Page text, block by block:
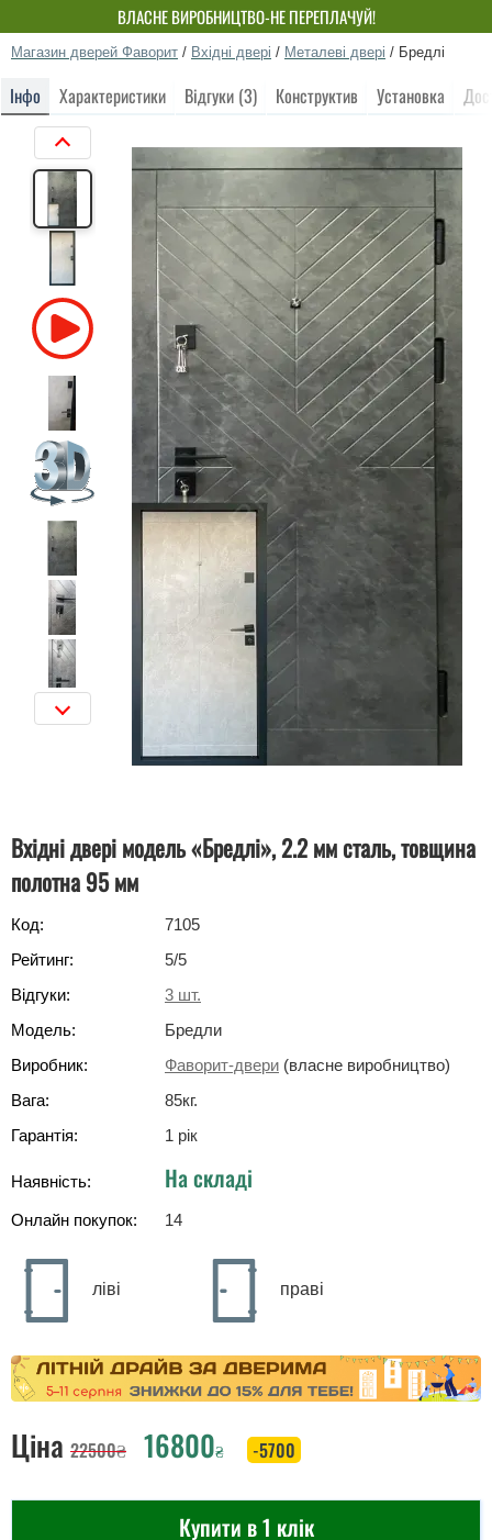
ВЛАСНЕ ВИРОБНИЦТВО-НЕ ПЕРЕПЛАЧУЙ!
Магазин дверей Фаворит / Вхідні двері / Металеві двері / Бредлі
Інфо Характеристики Відгуки (3) Конструктив Установка
Вхідні двері модель «Бредлі», 2.2 мм сталь, товщина
полотна 95 мм
Код:
7105
Рейтинг:
5/5
Відгуки:
3 шт.
Модель:
Бредли
Виробник:
Фаворит-двери (власне виробництво)
Вага:
85кг.
Гарантія:
1 рік
Наявність: На складі
Онлайн покупок: 14
ліві праві
Ціна 22500₴ 16800₴ -5700
Купити в 1 клік